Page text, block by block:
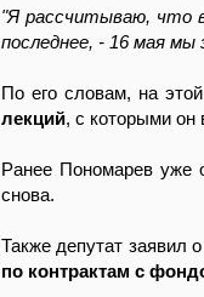
"Я рассчитываю, что
последнее, - 16 мая
По его словам, на
лекций, с которыми он
Ранее Пономарев уже
снова.
Также депутат заявил о
по контрактам с